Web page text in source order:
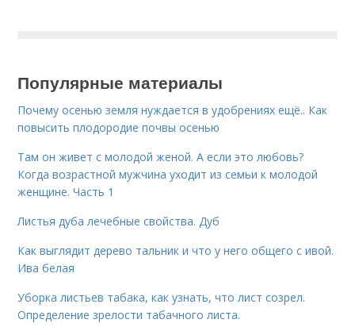
Популярные материалы
Почему осенью земля нуждается в удобрениях ещё.. Как
повысить плодородие почвы осенью
Там он живет с молодой женой. А если это любовь?
Когда возрастной мужчина уходит из семьи к молодой
женщине. Часть 1
Листья дуба лечебные свойства. Дуб
Как выглядит дерево тальник и что у него общего с ивой.
Ива белая
Уборка листьев табака, как узнать, что лист созрел.
Определение зрелости табачного листа.